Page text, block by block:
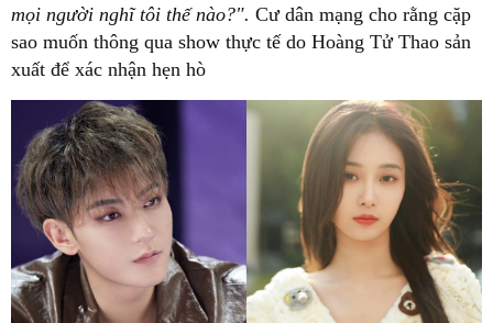
mọi người nghĩ tôi thế nào?". Cư dân mạng cho rằng cặp
sao muốn thông qua show thực tế do Hoàng Tử Thao sản
xuất để xác nhận hẹn hò